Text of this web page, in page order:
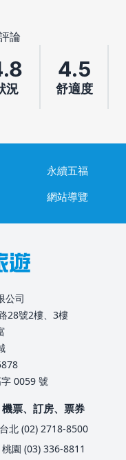
論
況
4.5
舒適度
永續五福
網站導覽
公司
28號2樓、3樓
0059 號
機票、訂房、票券
台北 (02) 2718-8500
桃園 (03) 336-8811